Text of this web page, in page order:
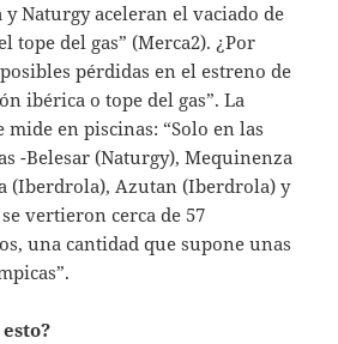
y Naturgy aceleran el vaciado de
tope del gas” (Merca2). ¿Por
pérdidas en el estreno de
ibérica o tope del gas”. La
en piscinas: “Solo en las
-Belesar (Naturgy), Mequinenza
(Iberdrola), Azutan (Iberdrola) y
vertieron cerca de 57
una cantidad que supone unas